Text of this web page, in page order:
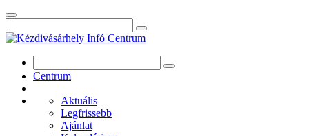
Centrum
Aktuális
Legfrissebb
Ajánlat